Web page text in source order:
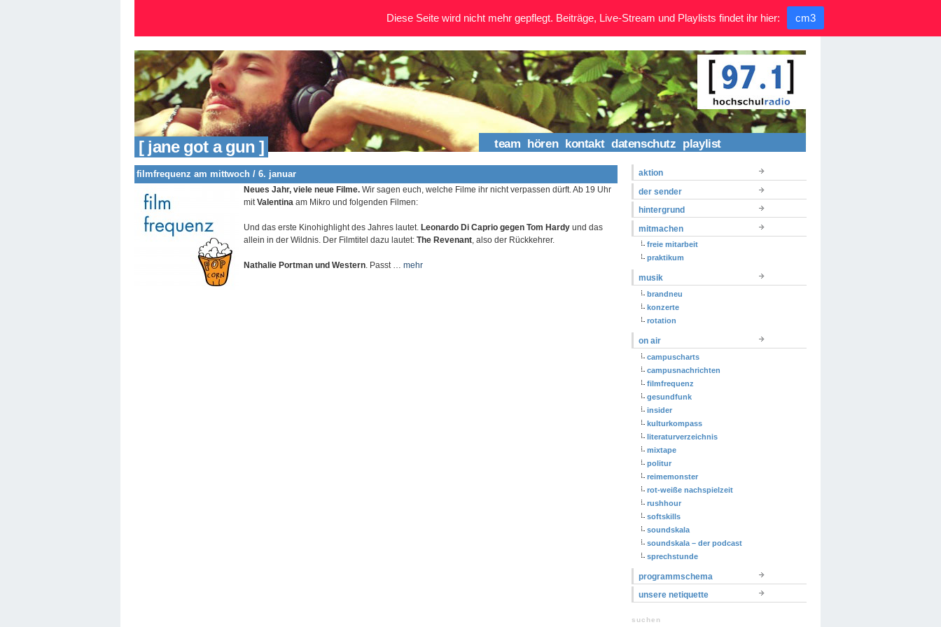
[ jane got a gun ] team hören kontakt datenschutz playlist
filmfrequenz am mittwoch / 6. januar
Neues Jahr, viele neue Filme. Wir sagen euch, welche Filme ihr nicht verpassen dürft. Ab 19 Uhr
mit Valentina am Mikro und folgenden Filmen:
Und das erste Kinohighlight des Jahres lautet. Leonardo Di Caprio gegen Tom Hardy und das
allein in der Wildnis. Der Filmtitel dazu lautet: The Revenant , also der Rückkehrer.
Nathalie Portman und Western . Passt … mehr
aktion
der sender
hintergrund
mitmachen
freie mitarbeit
praktikum
musik
brandneu
konzerte
rotation
on air
campuscharts
campusnachrichten
filmfrequenz
gesundfunk
insider
kulturkompass
literaturverzeichnis
mixtape
politur
reimemonster
rot-weiße nachspielzeit
rushhour
softskills
soundskala
soundskala – der podcast
sprechstunde
programmschema
unsere netiquette
suchen
Diese Seite wird nicht mehr gepflegt. Beiträge, Live-Stream und Playlists findet ihr hier: cm3